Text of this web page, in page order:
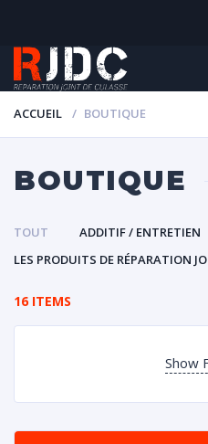
ACCUEIL BOUTIQUE
BOUTIQUE
TOUT
ADDITIF / ENTRETIEN
LES PRODUITS DE RÉPARATION
16 ITEMS
Show